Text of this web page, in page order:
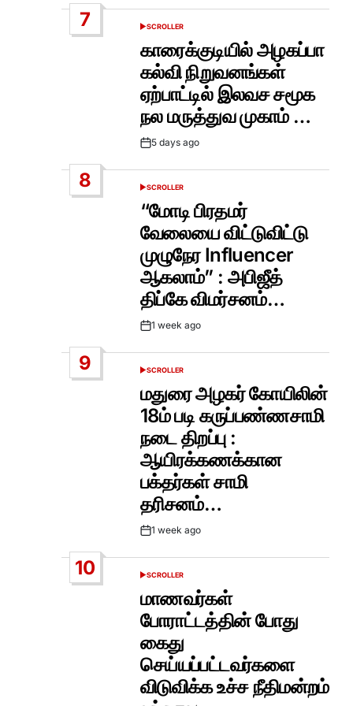
7
POSTED
SCROLLER
காரைக்குடியில் அழகப்பா
கல்வி நிறுவனங்கள்
ஏற்பாட்டில் இலவச சமூக
நல மருத்துவ முகாம் …
Post5 days ago
8
POSTED
SCROLLER
“மோடி பிரதமர்
வேலையை விட்டுவிட்டு
முழுநேர Influencer
ஆகலாம்” : அபிஜீத்
திப்கே விமர்சனம்…
Post1 week ago
9
POSTED
SCROLLER
மதுரை அழகர் கோயிலின்
18ம் படி கருப்பண்ணசாமி
நடை திறப்பு :
ஆயிரக்கணக்கான
பக்தர்கள் சாமி
தரிசனம்…
Post1 week ago
10
POSTED
SCROLLER
மாணவர்கள்
போராட்டத்தின் போது
கைது
செய்யப்பட்டவர்களை
விடுவிக்க உச்ச நீதிமன்றம்